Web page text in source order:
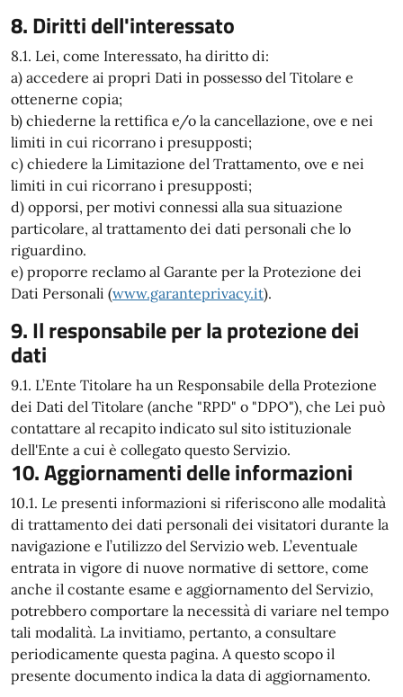
8. Diritti dell'interessato
8.1. Lei, come Interessato, ha diritto di:
a) accedere ai propri Dati in possesso del Titolare e
ottenerne copia;
b) chiederne la rettifica e/o la cancellazione, ove e nei
limiti in cui ricorrano i presupposti;
c) chiedere la Limitazione del Trattamento, ove e nei
limiti in cui ricorrano i presupposti;
d) opporsi, per motivi connessi alla sua situazione
particolare, al trattamento dei dati personali che lo
riguardino.
e) proporre reclamo al Garante per la Protezione dei
Dati Personali (www.garanteprivacy.it).
9. Il responsabile per la protezione dei
dati
9.1. L’Ente Titolare ha un Responsabile della Protezione
dei Dati del Titolare (anche "RPD" o "DPO"), che Lei può
contattare al recapito indicato sul sito istituzionale
dell'Ente a cui è collegato questo Servizio.
10. Aggiornamenti delle informazioni
10.1. Le presenti informazioni si riferiscono alle modalità
di trattamento dei dati personali dei visitatori durante la
navigazione e l’utilizzo del Servizio web. L’eventuale
entrata in vigore di nuove normative di settore, come
anche il costante esame e aggiornamento del Servizio,
potrebbero comportare la necessità di variare nel tempo
tali modalità. La invitiamo, pertanto, a consultare
periodicamente questa pagina. A questo scopo il
presente documento indica la data di aggiornamento.